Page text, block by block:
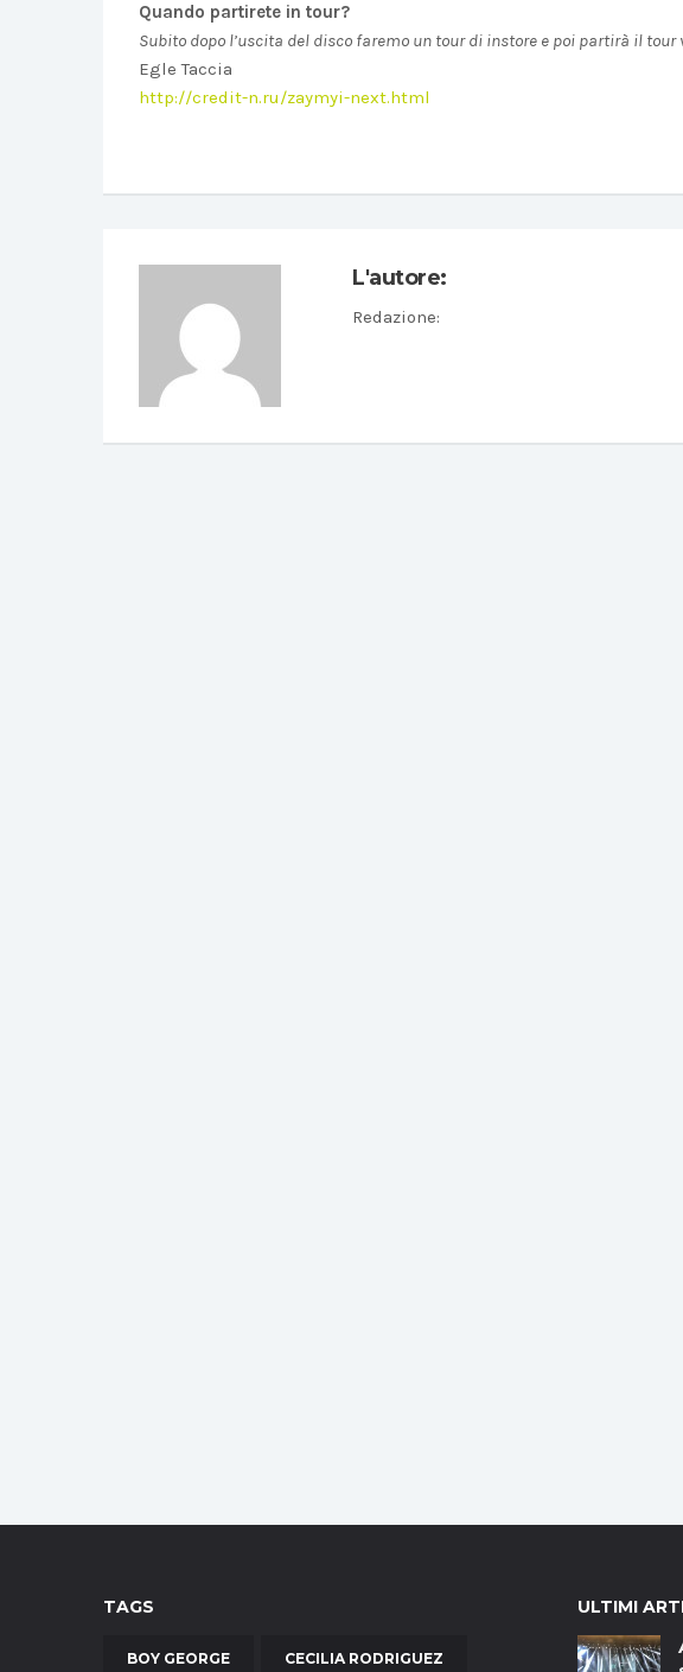
Quando partirete in tour?
Subito dopo l’uscita del disco faremo un tour di instore e poi partirà il
Egle Taccia
http://credit-n.ru/zaymyi-next.html
L'autore:
Redazione:
TAGS
BOY GEORGE CECILIA RODRIGUEZ
ULTIMI